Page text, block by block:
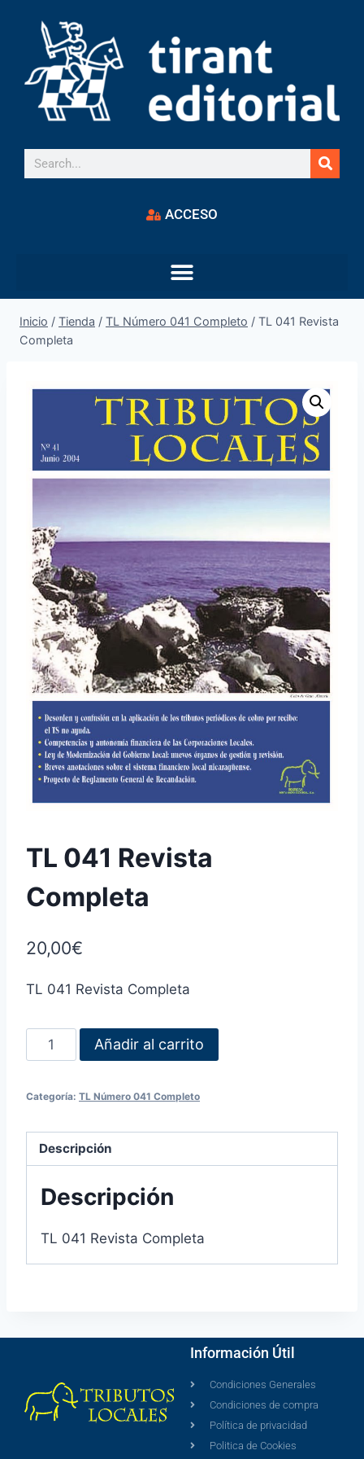
ACCESO
Inicio / Tienda / TL Número 041 Completo / TL 041 Revista
Completa
TL 041 Revista
Completa
20,00€
TL 041 Revista Completa
Añadir al carrito
Categoría: TL Número 041 Completo
Descripción
Descripción
TL 041 Revista Completa
Información Útil
Condiciones Generales
Condiciones de compra
Política de privacidad
Politica de Cookies